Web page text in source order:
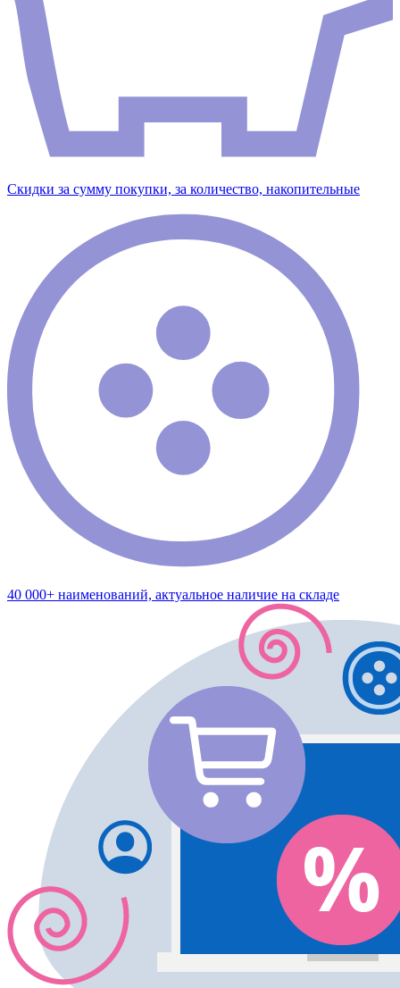
Скидки за сумму покупки, за количество, накопительные
40 000+ наименований, актуальное наличие на складе